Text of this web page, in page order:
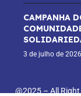
CAMPANHA
3 de julho de 2026
@2025 – All